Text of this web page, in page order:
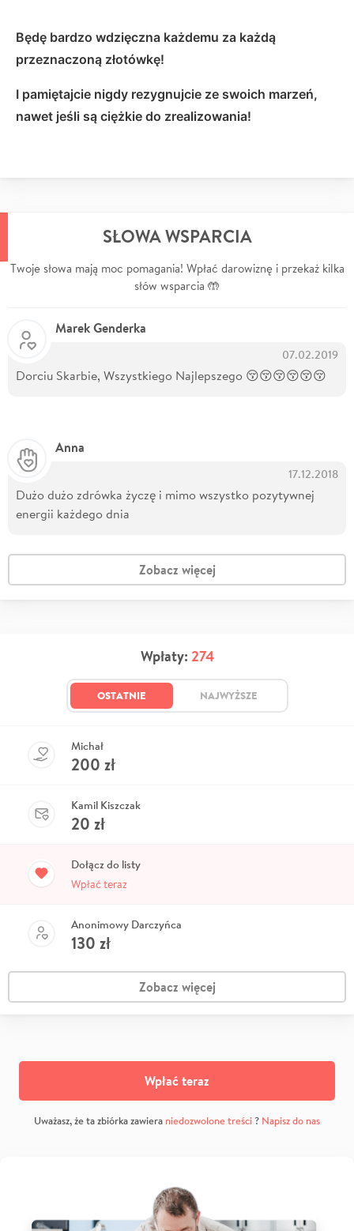
Będę bardzo wdzięczna każdemu za każdą
przeznaczoną złotówkę!
I pamiętajcie nigdy rezygnujcie ze swoich marzeń,
nawet jeśli są ciężkie do zrealizowania!
SŁOWA WSPARCIA
Twoje słowa mają moc pomagania! Wpłać darowiznę i przekaż kilka
słów wsparcia 🤲
Marek Genderka
07.02.2019
Dorciu Skarbie, Wszystkiego Najlepszego 😚😚😚😚😚😚
Anna
17.12.2018
Dużo dużo zdrówka życzę i mimo wszystko pozytywnej
energii każdego dnia
Zobacz więcej
Wpłaty: 274
OSTATNIE NAJWYŻSZE
Michał
200 zł
Kamil Kiszczak
20 zł
Dołącz do listy
Wpłać teraz
Anonimowy Darczyńca
130 zł
Zobacz więcej
Wpłać teraz
Uważasz, że ta zbiórka zawiera niedozwolone treści? Napisz do nas